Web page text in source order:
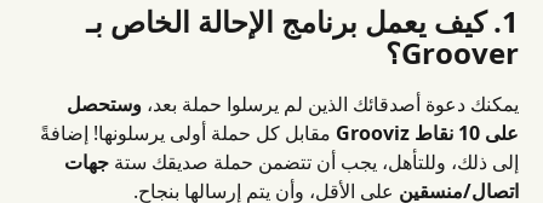
1. كيف يعمل برنامج الإحالة الخاص بـ
Groover؟
يمكنك دعوة أصدقائك الذين لم يرسلوا حملة بعد، وستحصل
على 10 نقاط Grooviz
مقابل كل حملة أولى يرسلونها! إضافةً
إلى ذلك، وللتأهل، يجب أن تتضمن حملة صديقك ستة جهات
اتصال/منسقين على الأقل، وأن يتم إرسالها بنجاح.